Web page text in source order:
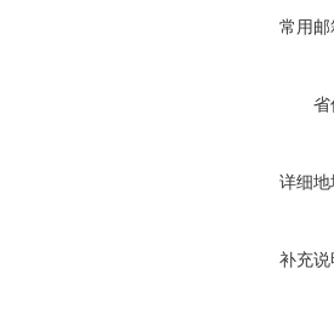
常用邮
省
详细地
补充说